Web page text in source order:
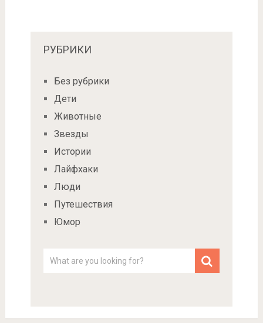
РУБРИКИ
Без рубрики
Дети
Животные
Звезды
Истории
Лайфхаки
Люди
Путешествия
Юмор